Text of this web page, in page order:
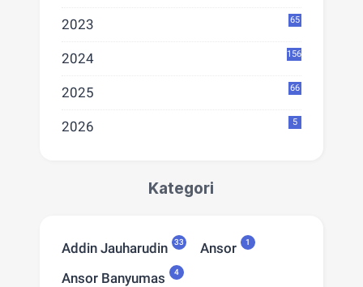
2023 65
2024 156
2025 66
2026 5
Kategori
Addin Jauharudin 33 Ansor 1
Ansor Banyumas 4